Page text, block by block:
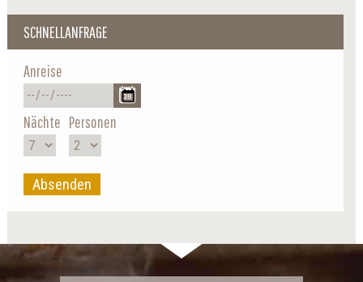
SCHNELLANFRAGE
Anreise
Nächte Personen
Absenden